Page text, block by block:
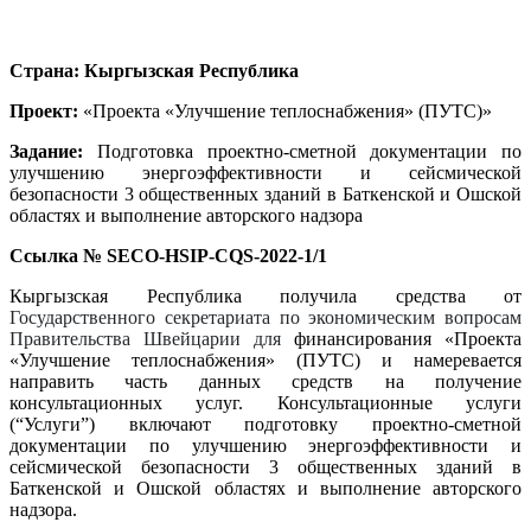
Страна: Кыргызская Республика
Проект: «Проекта «Улучшение теплоснабжения» (ПУТС)»
Задание: Подготовка проектно-сметной документации по
улучшению энергоэффективности и сейсмической
безопасности 3 общественных зданий в Баткенской и Ошской
областях и выполнение авторского надзора
Ссылка № SECO-HSIP-CQS-2022-1/1
Кыргызская Республика получила средства от
Государственного секретариата по экономическим вопросам
Правительства Швейцарии
для финансирования «Проекта
«Улучшение теплоснабжения»
(ПУТС) и намеревается
направить часть данных средств на получение
консультационных услуг. Консультационные услуги
(“Услуги”) включаютподготовку проектно-сметной
документации по улучшению энергоэффективности и
сейсмической безопасности 3 общественных зданий в
Баткенской и Ошской областях и выполнение авторского
надзора.